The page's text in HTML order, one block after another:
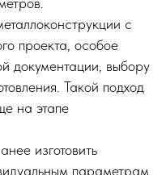
с
проекта, особое
документации, выбору
Такой подход
на этапе
изготовить
параметрам